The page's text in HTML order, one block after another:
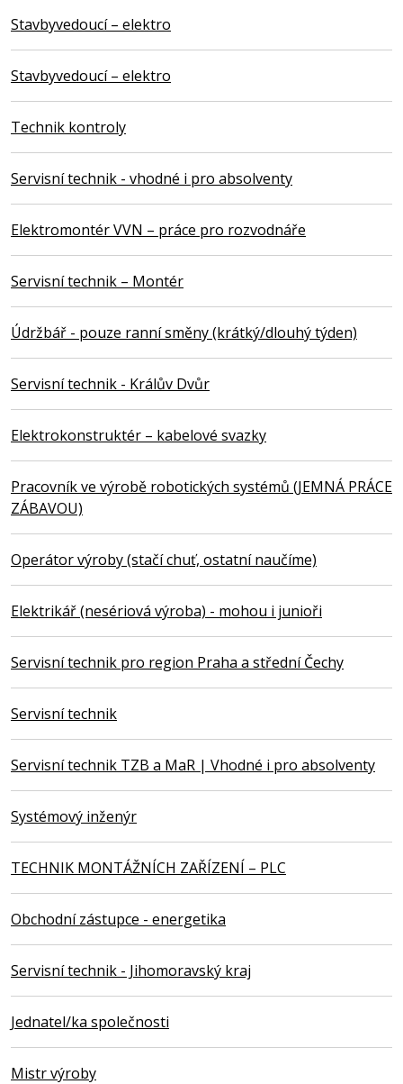
Stavbyvedoucí – elektro
Stavbyvedoucí – elektro
Technik kontroly
Servisní technik - vhodné i pro absolventy
Elektromontér VVN – práce pro rozvodnáře
Servisní technik – Montér
Údržbář - pouze ranní směny (krátký/dlouhý týden)
Servisní technik - Králův Dvůr
Elektrokonstruktér – kabelové svazky
Pracovník ve výrobě robotických systémů (JEMNÁ PRÁCE
ZÁBAVOU)
Operátor výroby (stačí chuť, ostatní naučíme)
Elektrikář (nesériová výroba) - mohou i junioři
Servisní technik pro region Praha a střední Čechy
Servisní technik
Servisní technik TZB a MaR | Vhodné i pro absolventy
Systémový inženýr
TECHNIK MONTÁŽNÍCH ZAŘÍZENÍ – PLC
Obchodní zástupce - energetika
Servisní technik - Jihomoravský kraj
Jednatel/ka společnosti
Mistr výroby